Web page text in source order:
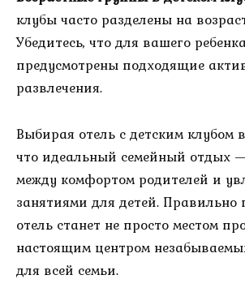
клубы часто разделены на
Убедитесь, что для вашего
предусмотрены подходящие
развлечения.
Выбирая отель с детским клубом
что идеальный семейный отдых
между комфортом родителей и
занятиями для детей.
отель станет не просто местом
настоящим центром
для всей семьи.